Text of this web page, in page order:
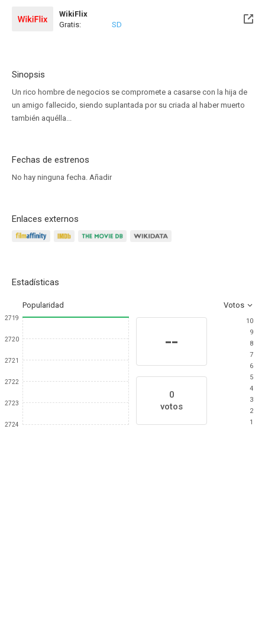
WikiFlix
Gratis:
SD
Sinopsis
Un rico hombre de negocios se compromete a casarse con la hija de
un amigo fallecido, siendo suplantada por su criada al haber muerto
también aquélla...
Fechas de estrenos
No hay ninguna fecha. Añadir
Enlaces externos
Estadísticas
Popularidad Votos
2719
2720
2721
2722
2723
2724
--
0
votos
10
9
8
7
6
5
4
3
2
1